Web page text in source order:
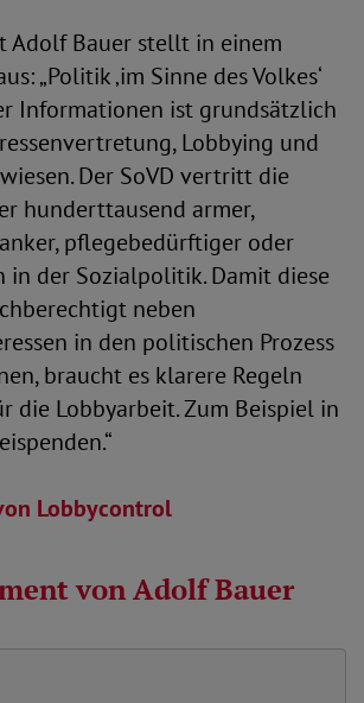
Adolf Bauer stellt in einem
„Politik ‚im Sinne des Volkes‘
Informationen ist grundsätzlich
Lobbying und
Der SoVD vertritt die
hunderttausend armer,
pflegebedürftiger oder
in der Sozialpolitik. Damit diese
neben
in den politischen Prozess
braucht es klarere Regeln
die Lobbyarbeit. Zum Beispiel in
Lobbycontrol
von Adolf Bauer